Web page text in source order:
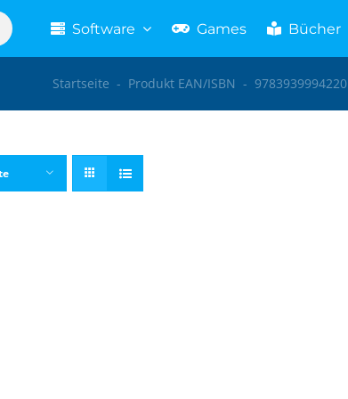
Software Games Bücher
Startseite - Produkt EAN/ISBN - 9783939994220